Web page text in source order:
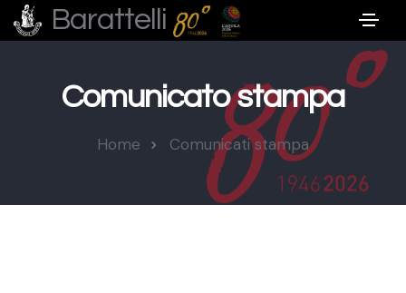
Barattelli
Comunicato stampa
Home Comunicati stampa